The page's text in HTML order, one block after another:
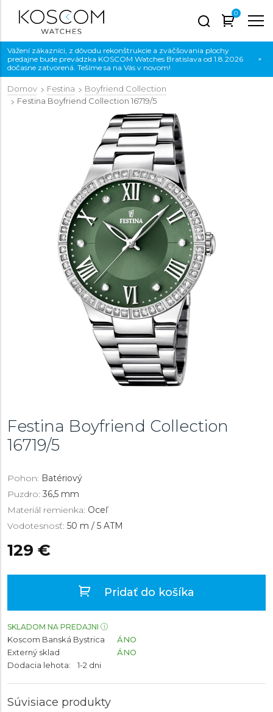
0
Vážení zákazníci, z dôvodu rekonštrukcie a zväčšovania plochy
predajne bude prevádzka KOSCOM Watches Bratislava od 1.8.2026
dočasne zatvorená. Tešíme sa na Vás v novom!
×
Domov Festina
Boyfriend Collection
Festina Boyfriend Collection 16719/5
Festina Boyfriend Collection
16719/5
Pohon: Batériový
Puzdro: 36,5 mm
Materiál remienka: Oceľ
Vodotesnosť: 50 m / 5 ATM
129 €
Pridať do košíka
SKLADOM NA PREDAJNI
Koscom Banská Bystrica
ÁNO
Externý sklad
ÁNO
Dodacia lehota:
1-2 dni
Súvisiace produkty